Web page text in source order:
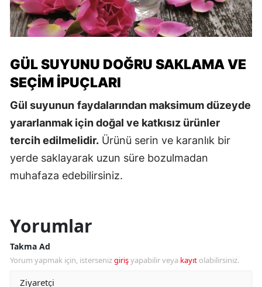
GÜL SUYUNU DOĞRU SAKLAMA VE
SEÇIM İPUÇLARI
Gül suyunun faydalarından maksimum düzeyde
yararlanmak için doğal ve katkısız ürünler
tercih edilmelidir. Ürünü serin ve karanlık bir
yerde saklayarak uzun süre bozulmadan
muhafaza edebilirsiniz.
Yorumlar
Takma Ad
Yorum yapmak için, istersenizgirişyapabilir veya kayıt olabilirsiniz.